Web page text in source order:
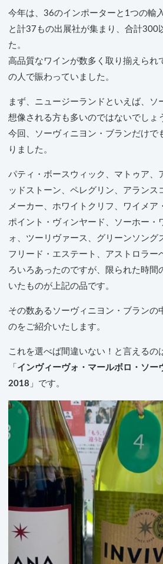
今年は、36のインポーターと1つの輸
と計37もの出展社が集まり、合計300
た。
高品質なワインが数多く取り揃えられ
の人で賑わっていました。
まず、ニュージーランドといえば、ソ
想像される方も多いのではないでしょ
今回、ソーヴィニヨン・ブランだけで
りました。
パティ・ボースウィック、マトゥア、
ッドストーン、ペレグリン、アランス
メーカー、ホワイトクリフ、ワイメア
ポイント・ヴィンヤード、ソーホー・
ォ、ツーリヴァース、グリーンソング
フリード・エステート、アストロラー
ろいろあったのですが、限られた時間
いたものが上記の品です。
その数あるソーヴィニヨン・ブランの
のをご紹介いたします。
これを選べば間違いない！と言えるの
「 インヴィーヴォ・マールボロ・ソー
2018 」です。